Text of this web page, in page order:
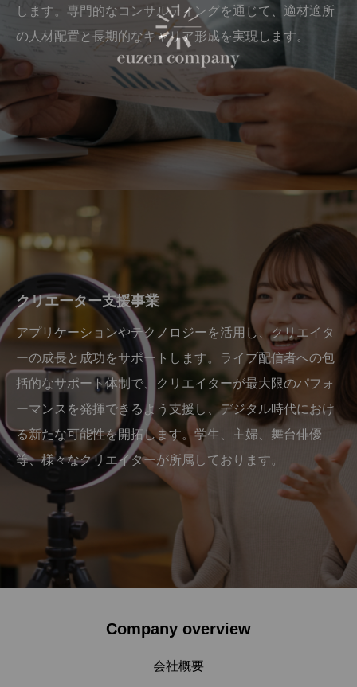
します。専門的なコンサルティングを通じて、適材適所
の人材配置と長期的なキャリア形成を実現します。
クリエーター支援事業
アプリケーションやテクノロジーを活用し、クリエイタ
ーの成長と成功をサポートします。ライブ配信者への包
括的なサポート体制で、クリエイターが最大限のパフォ
ーマンスを発揮できるよう支援し、デジタル時代におけ
る新たな可能性を開拓します。学生、主婦、舞台俳優
等、様々なクリエイターが所属しております。
Company overview
会社概要